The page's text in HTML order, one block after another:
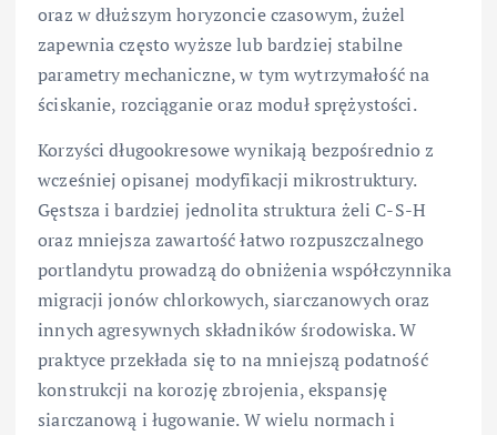
oraz w dłuższym horyzoncie czasowym, żużel
zapewnia często wyższe lub bardziej stabilne
parametry mechaniczne, w tym wytrzymałość na
ściskanie, rozciąganie oraz moduł sprężystości.
Korzyści długookresowe wynikają bezpośrednio z
wcześniej opisanej modyfikacji mikrostruktury.
Gęstsza i bardziej jednolita struktura żeli C-S-H
oraz mniejsza zawartość łatwo rozpuszczalnego
portlandytu prowadzą do obniżenia współczynnika
migracji jonów chlorkowych, siarczanowych oraz
innych agresywnych składników środowiska. W
praktyce przekłada się to na mniejszą podatność
konstrukcji na korozję zbrojenia, ekspansję
siarczanową i ługowanie. W wielu normach i